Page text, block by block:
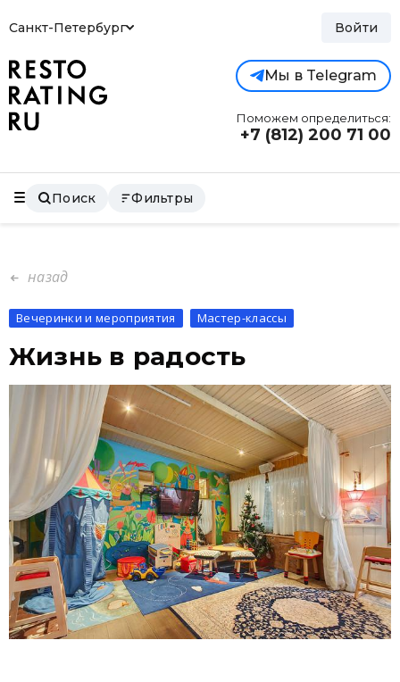
Санкт-Петербург Войти
Мы в Telegram
Поможем определиться:
+7 (812) 200 71 00
Поиск Фильтры
назад
Вечеринки и мероприятия Мастер-классы
Жизнь в радость